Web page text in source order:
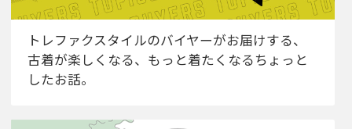
トレファクスタイルのバイヤーがお届けする、
古着が楽しくなる、もっと着たくなるちょっと
したお話。